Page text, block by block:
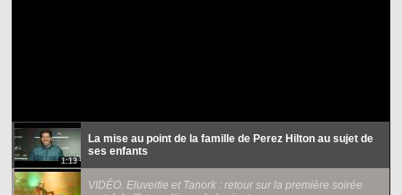
1:13
La mise au point de la famille de Perez Hilton au sujet de
ses enfants
VIDÉO. Eluveitie et Tanork : retour sur la première soirée